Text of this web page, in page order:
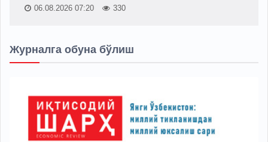
06.08.2026 07:20 330
Журналга обуна бўлиш